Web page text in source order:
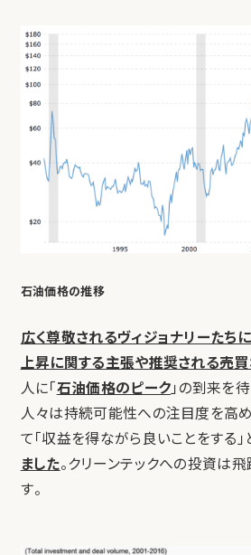
石油価格の推移
広く尊敬されるヴィジョナリーたち
上昇に関する主張や推奨される売
人に「石油価格のピーク 」の到来を
人々は持続可能性への注目度を高
て「収益を得ながら良いことをする」
ました。クリーンテックへの投資は
す。